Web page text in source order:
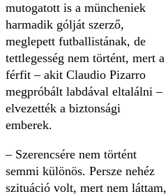
mutogatott is a müncheniek
harmadik gólját szerző,
meglepett futballistának, de
tettlegesség nem történt, mert a
férfit – akit Claudio Pizarro
megpróbált labdával eltalálni –
elvezették a biztonsági
emberek.
– Szerencsére nem történt
semmi különös. Persze nehéz
szituáció volt, mert nem láttam,